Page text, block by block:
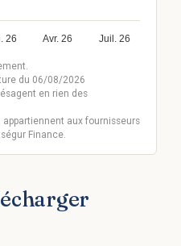
26 Avr. 26 Juil. 26
du 06/08/2026
en rien des
aux fournisseurs
Finance.